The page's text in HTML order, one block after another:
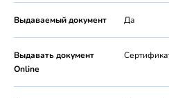
Выдаваемый документ Да
Выдавать документ
Online